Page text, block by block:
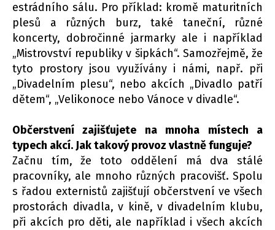
estrádního sálu. Pro příklad: kromě maturitních
plesů a různých burz, také taneční, různé
koncerty, dobročinné jarmarky ale i například
„Mistrovství republiky v šipkách“. Samozřejmě, že
tyto prostory jsou využívány i námi, např. při
„Divadelním plesu“, nebo akcích „Divadlo patří
dětem“, „Velikonoce nebo Vánoce v divadle“.
Občerstvení zajišťujete na mnoha místech a
typech akcí. Jak takový provoz vlastně funguje?
Začnu tím, že toto oddělení má dva stálé
pracovníky, ale mnoho různých pracovišť. Spolu
s řadou externistů zajišťují občerstvení ve všech
prostorách divadla, v kině, v divadelním klubu,
při akcích pro děti, ale například i všech akcích